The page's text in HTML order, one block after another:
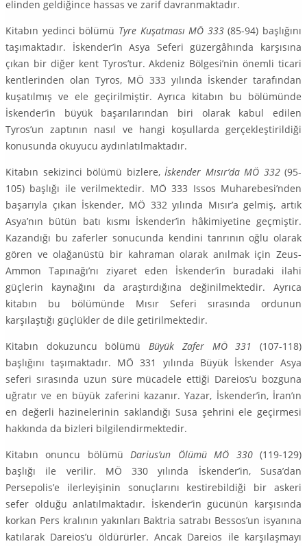
elinden geldiğince hassas ve zarif davranmaktadır.
Kitabın yedinci bölümü Tyre Kuşatması MÖ 333(85-94) başlığını
taşımaktadır. İskender’in Asya Seferi güzergâhında karşısına
çıkan bir diğer kent Tyros’tur. Akdeniz Bölgesi’nin önemli ti­cari
kentlerinden olan Tyros, MÖ 333 yılında İskender tarafından
kuşatılmış ve ele geçirilmiştir. Ayrıca kitabın bu bölümünde
İskender’in büyük başarılarından biri olarak kabul edilen
Tyros’un zaptının nasıl ve hangi koşullarda gerçekleştirildiği
konusunda okuyucu aydınlatılmaktadır.
Kitabın sekizinci bölümü bizlere,İskender Mısır’da MÖ 332 (95-
105) başlığı ile verilmekte­dir. MÖ 333 Issos Muharebesi’nden
başarıyla çıkan İskender, MÖ 332 yılında Mısır’a gelmiş, artık
Asya’nın bütün batı kısmı İskender’in hâkimiyetine geçmiştir.
Kazandığı bu zaferler sonu­cunda kendini tanrının oğlu olarak
gören ve olağanüstü bir kahraman olarak anılmak için Zeus-
Ammon Tapınağı’nı ziyaret eden İskender’in buradaki ilahi
güçlerin kaynağını da araştırdığına de­ğinil­mektedir. Ayrıca
kitabın bu bölümünde Mısır Seferi sırasında ordunun
karşılaştığı güçlükler de dile getirilmektedir.
Kitabın dokuzuncu bölümüBüyük Zafer MÖ 331(107-118)
başlığını taşımaktadır. MÖ 331 yılında Büyük İskender Asya
seferi sırasında uzun süre mücadele ettiği Dareios’u bozguna
uğratır ve en büyük zaferini kazanır. Yazar, İskender’in, İran’ın
en değerli hazinelerinin saklandığı Susa şehrini ele geçirmesi
hakkında da bizleri bilgilendirmektedir.
Kitabın onuncu bölümüDarius’un Ölümü MÖ 330(119-129)
başlığı ile verilir. MÖ 330 yılında İskender’in, Susa’dan
Persepolis’e ilerleyişinin sonuçlarını kestirebildiği bir askeri
sefer olduğu anlatılmaktadır. İskender’in gücünün karşısında
korkan Pers kralının yakınları Baktria satrabı Bessos’un isyanına
katılarak Dareios’u öldürürler. Ancak Dareios ile karşılaşmayı